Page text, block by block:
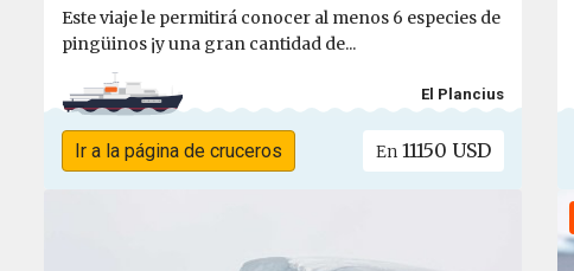
Este viaje le permitirá conocer al menos 6 especies de
pingüinos ¡y una gran cantidad de...
El Plancius
Ir a la página de cruceros En 11150 USD